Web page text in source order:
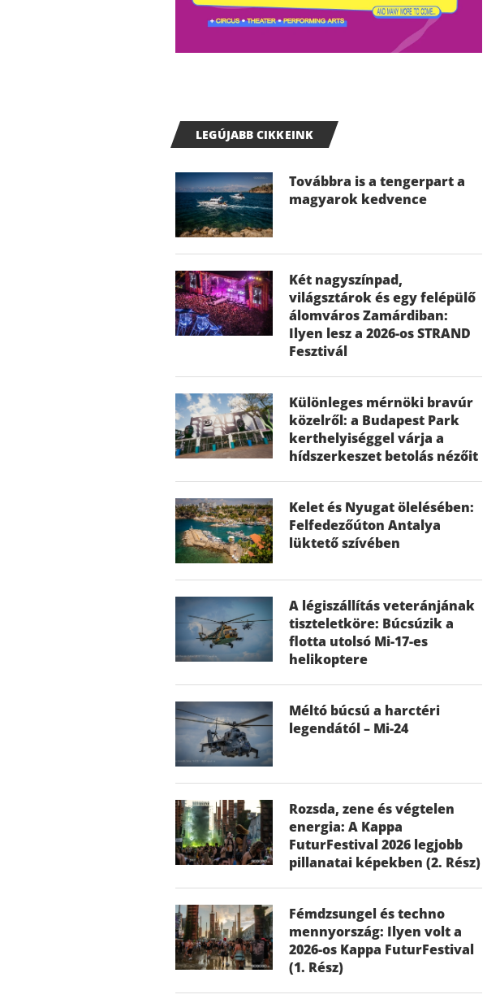
LEGÚJABB CIKKEINK
Továbbra is a tengerpart a
magyarok kedvence
Két nagyszínpad,
világsztárok és egy felépülő
álomváros Zamárdiban:
Ilyen lesz a 2026-os STRAND
Fesztivál
Különleges mérnöki bravúr
közelről: a Budapest Park
kerthelyiséggel várja a
hídszerkeszet betolás nézőit
Kelet és Nyugat ölelésében:
Felfedezőúton Antalya
lüktető szívében
A légiszállítás veteránjának
tiszteletköre: Búcsúzik a
flotta utolsó Mi-17-es
helikoptere
Méltó búcsú a harctéri
legendától – Mi-24
Rozsda, zene és végtelen
energia: A Kappa
FuturFestival 2026 legjobb
pillanatai képekben (2. Rész)
Fémdzsungel és techno
mennyország: Ilyen volt a
2026-os Kappa FuturFestival
(1. Rész)